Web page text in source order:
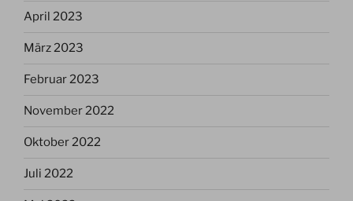
April 2023
März 2023
Februar 2023
November 2022
Oktober 2022
Juli 2022